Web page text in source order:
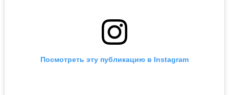
Посмотреть эту публикацию в Instagram